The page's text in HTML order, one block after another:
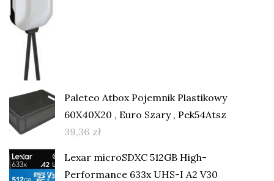
Paleteo Atbox Pojemnik Plastikowy
60X40X20 , Euro Szary , Pek54Atsz
39,36 zł
Lexar microSDXC 512GB High-
Performance 633x UHS-I A2 V30